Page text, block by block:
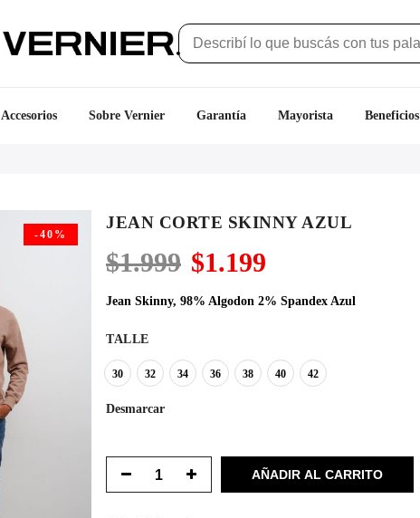
Accesorios Sobre Vernier Garantía Mayorista Beneficios
-40%
JEAN CORTE SKINNY AZUL
$1.999 El
precio
original
$1.199
actual
Jean Skinny, 98% Algodon 2% Spandex Azul
TALLE
30 32 34 36 38 40 42
Desmarcar
AÑADIR AL CARRITO